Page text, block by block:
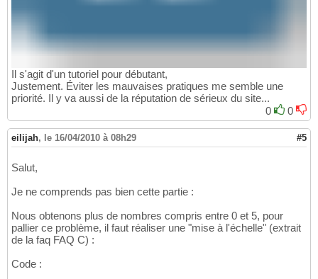
Il s'agit d'un tutoriel pour débutant,
Justement. Éviter les mauvaises pratiques me semble une
priorité. Il y va aussi de la réputation de sérieux du site...
0
0
eilijah, le 16/04/2010 à 08h29 #5
Salut,
Je ne comprends pas bien cette partie :
Nous obtenons plus de nombres compris entre 0 et 5, pour
pallier ce problème, il faut réaliser une "mise à l'échelle" (extrait
de la faq FAQ C) :
Code :